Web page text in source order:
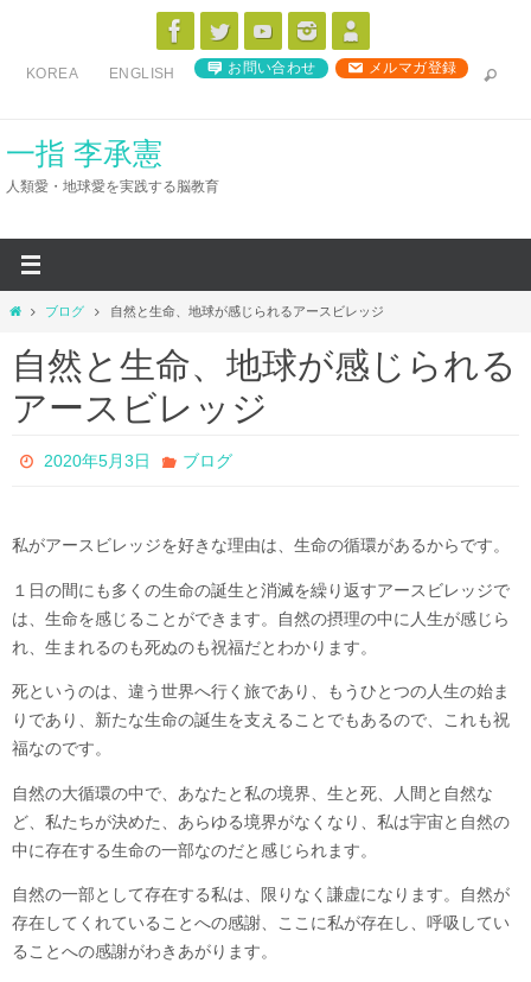
ス
KOREA ENGLISH お問い合わせ メルマガ登録
一指 李承憲
人類愛・地球愛を実践する脳教育
ホ
ム
ブログ 自然と生命、地球が感じられるアースビレッジ
自然と生命、地球が感じられる
アースビレッジ
2020年5月3日 ブログ
私がアースビレッジを好きな理由は、生命の循環があるからです。
１日の間にも多くの生命の誕生と消滅を繰り返すアースビレッジで
は、生命を感じることができます。自然の摂理の中に人生が感じら
れ、生まれるのも死ぬのも祝福だとわかります。
死というのは、違う世界へ行く旅であり、もうひとつの人生の始ま
りであり、新たな生命の誕生を支えることでもあるので、これも祝
福なのです。
自然の大循環の中で、あなたと私の境界、生と死、人間と自然な
ど、私たちが決めた、あらゆる境界がなくなり、私は宇宙と自然の
中に存在する生命の一部なのだと感じられます。
自然の一部として存在する私は、限りなく謙虚になります。自然が
存在してくれていることへの感謝、ここに私が存在し、呼吸してい
ることへの感謝がわきあがります。